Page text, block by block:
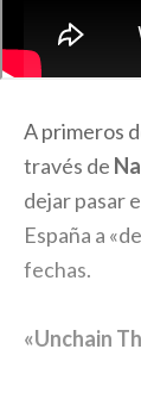
A primeros
través de
dejar pasar
España a
fechas.
«Unchain